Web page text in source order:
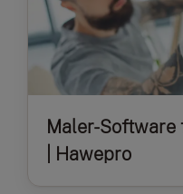
Maler-
| Hawepro